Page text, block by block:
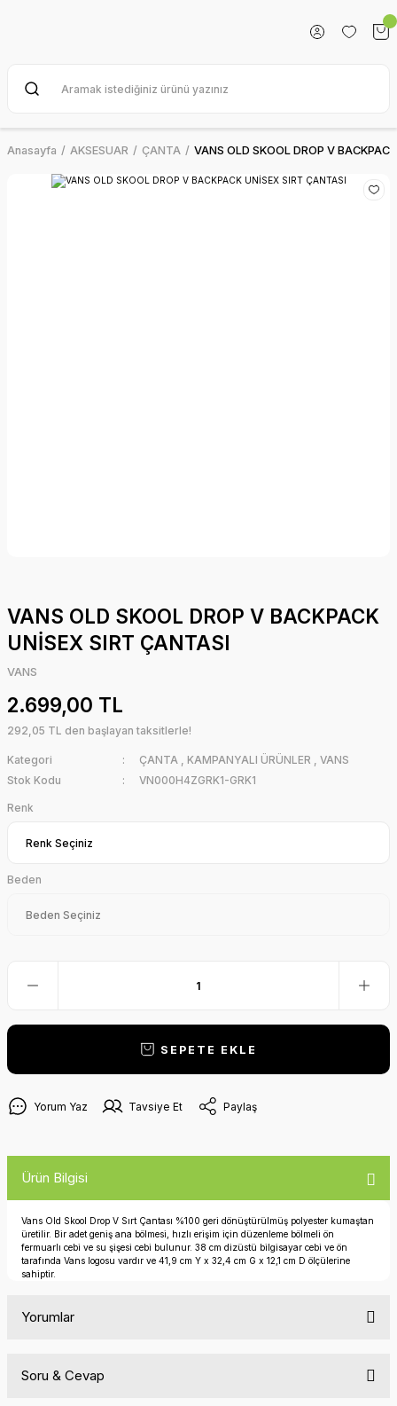
Anasayfa AKSESUAR ÇANTA VANS OLD SKOOL DROP V
VANS OLD SKOOL DROP V BACKPACK
UNİSEX SIRT ÇANTASI
VANS
2.699,00 TL
292,05 TL den başlayan taksitlerle!
Kategori ÇANTA , KAMPANYALI ÜRÜNLER , VANS
Stok Kodu
VN000H4ZGRK1-GRK1
Renk
Beden
SEPETE EKLE
Yorum Yaz Tavsiye Et Paylaş
Ürün Bilgisi
Vans Old Skool Drop V Sırt Çantası %100 geri dönüştürülmüş polyester kumaştan
üretilir. Bir adet geniş ana bölmesi, hızlı erişim için düzenleme bölmeli ön
fermuarlı cebi ve su şişesi cebi bulunur. 38 cm dizüstü bilgisayar cebi ve ön
tarafında Vans logosu vardır ve 41,9 cm Y x 32,4 cm G x 12,1 cm D ölçülerine
sahiptir.
Yorumlar
Soru & Cevap